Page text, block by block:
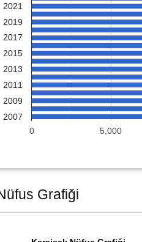
0 5,000
2021
2019
2017
2015
2013
2011
2009
2007
Grafiği